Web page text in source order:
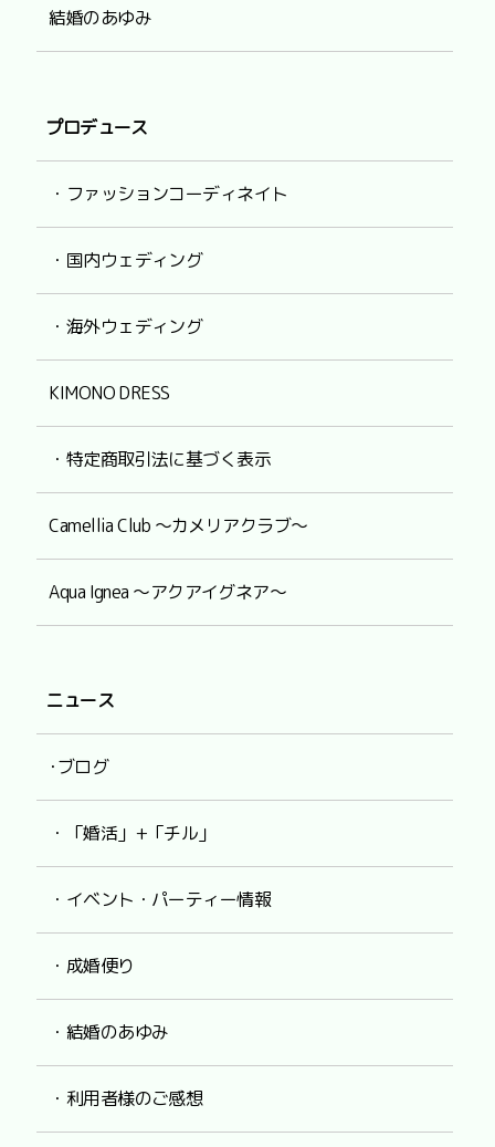
結婚のあゆみ
プロデュース
・ファッションコーディネイト
・国内ウェディング
・海外ウェディング
KIMONO DRESS
・特定商取引法に基づく表示
Camellia Club ～カメリアクラブ～
Aqua Ignea ～アクアイグネア～
ニュース
･ブログ
・「婚活」+「チル」
・イベント・パーティー情報
・成婚便り
・結婚のあゆみ
・利用者様のご感想